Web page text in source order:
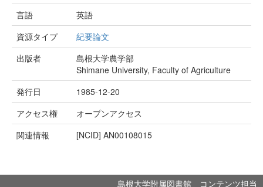
言語
英語
資源タイプ
紀要論文
出版者
島根大学農学部
Shimane University, Faculty of Agriculture
発行日
1985-12-20
アクセス権
オープンアクセス
関連情報
[NCID] AN00108015
島根大学附属図書館 コンテンツ担当